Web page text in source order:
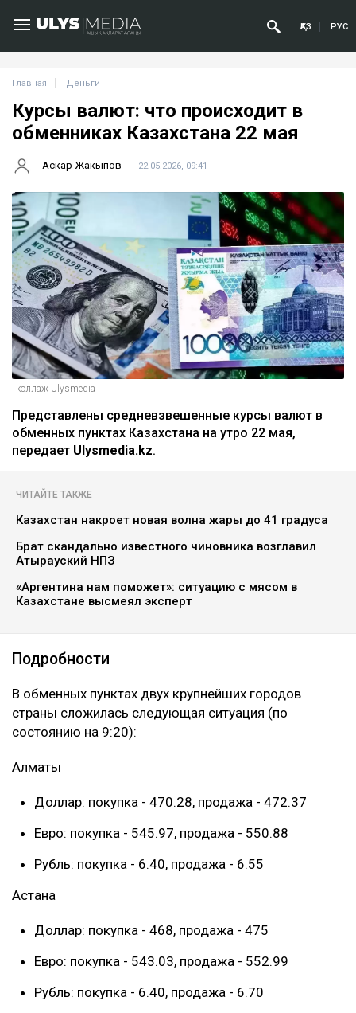
ҚАЗ РУС
Главная Деньги
Курсы валют: что происходит в
обменниках Казахстана 22 мая
Аскар Жакыпов 22.05.2026, 09:41
коллаж Ulysmedia
Представлены средневзвешенные курсы валют в
обменных пунктах Казахстана на утро 22 мая,
передает Ulysmedia.kz.
ЧИТАЙТЕ ТАКЖЕ
Казахстан накроет новая волна жары до 41 градуса
Брат скандально известного чиновника возглавил
Атырауский НПЗ
«Аргентина нам поможет»: ситуацию с мясом в
Казахстане высмеял эксперт
Подробности ‎
В обменных пунктах двух крупнейших городов
страны сложилась следующая ситуация (по
состоянию на 9:20): ‎
Алматы ‎
Доллар: покупка - 470.28, продажа - 472.37
‎Евро: покупка - 545.97, продажа - 550.88
Рубль: покупка - 6.40, продажа - 6.55
Астана ‎
Доллар: покупка - 468, продажа - 475
Евро: покупка - 543.03, продажа - 552.99
Рубль: покупка - 6.40, продажа - 6.70